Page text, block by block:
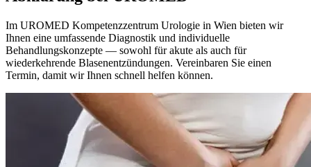
Im UROMED Kompetenzzentrum Urologie in Wien bieten wir
Ihnen eine umfassende Diagnostik und individuelle
Behandlungskonzepte — sowohl für akute als auch für
wiederkehrende Blasenentzündungen. Vereinbaren Sie einen
Termin, damit wir Ihnen schnell helfen können.